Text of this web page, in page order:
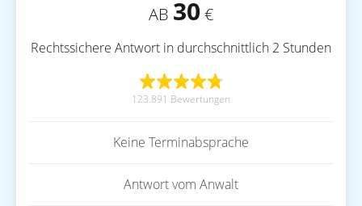
AB 30 €
Rechtssichere Antwort in durchschnittlich 2 Stunden
123.891 Bewertungen
Keine Terminabsprache
Antwort vom Anwalt